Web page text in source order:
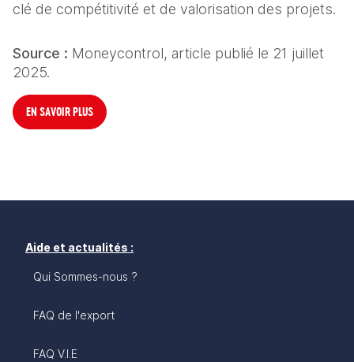
clé de compétitivité et de valorisation des projets.
Source : Moneycontrol, article publié le 21 juillet
2025.
EN SAVOIR PLUS
Aide et actualités :
Qui Sommes-nous ?
FAQ de l'export
FAQ V.I.E